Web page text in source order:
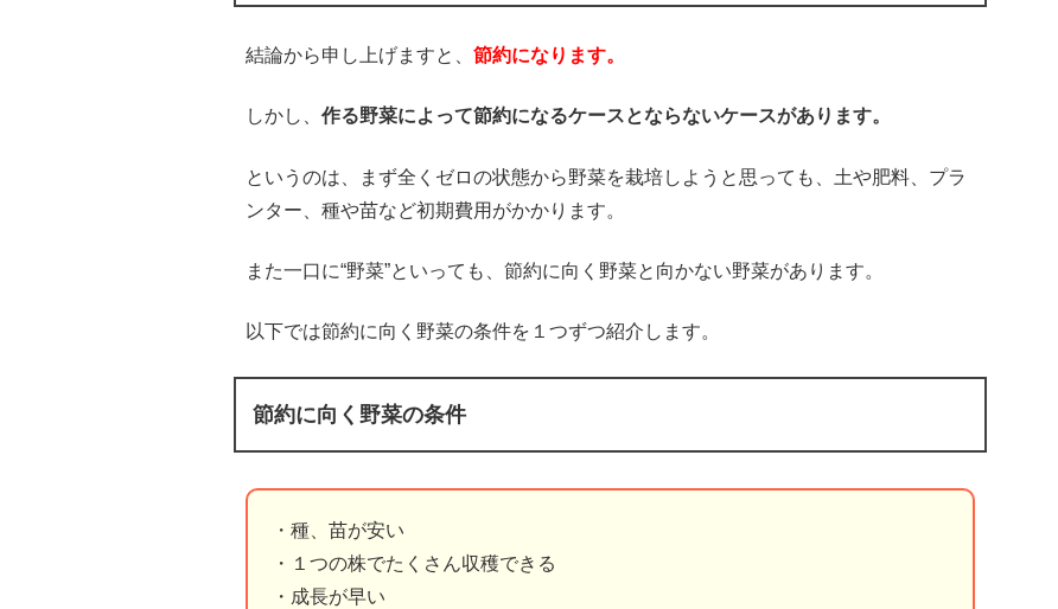
結論から申し上げますと、 節約になります。
しかし、 作る野菜によって節約になるケースとならないケースがあります。
というのは、まず全くゼロの状態から野菜を栽培しようと思っても、土や肥料、プラ
ンター、種や苗など初期費用がかかります。
また一口に“野菜”といっても、節約に向く野菜と向かない野菜があります。
以下では節約に向く野菜の条件を１つずつ紹介します。
節約に向く野菜の条件
・種、苗が安い
・１つの株でたくさん収穫できる
・成長が早い